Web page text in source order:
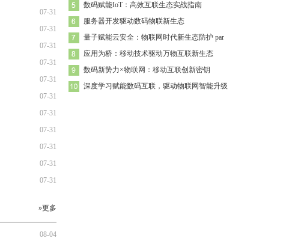
07-31
07-31
07-31
07-31
07-31
07-31
07-31
07-31
07-31
07-31
07-31
»更多
08-04
数码赋能IoT：高效互联生态实战指南
服务器开发驱动数码物联新生态
量子赋能云安全：物联网时代新生态防护 par
应用为桥：移动技术驱动万物互联新生态
数码新势力×物联网：移动互联创新密钥
深度学习赋能数码互联，驱动物联网智能升级